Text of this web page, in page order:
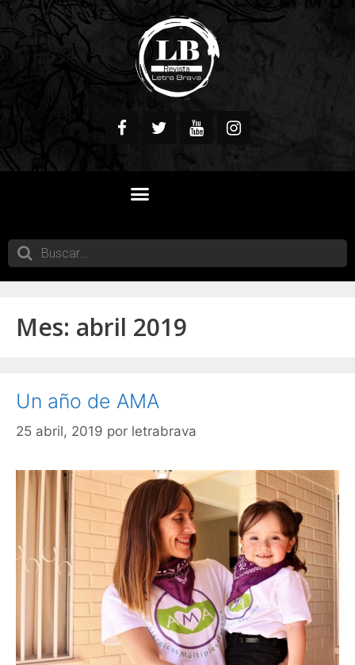
Mes: abril 2019
Un año de AMA
25 abril, 2019 por letrabrava